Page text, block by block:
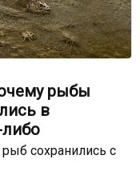
рыбы
в
сохранились с